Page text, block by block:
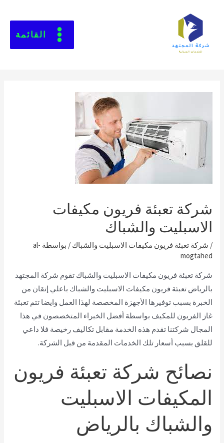
القائمة
شركة تعبئة فريون مكيفات
الاسبليت والشباك
/ شركة تعبئة فريون مكيفات الاسبليت والشباك / بواسطة al-
mogtahed
شركة تعبئة فريون مكيفات الاسبليت والشباكتقوم شركة المجتهد
بالرياض تعبئة فريون مكيفات الاسبليت والشباك باعلي إتقان من
الخبرة بسبب توفيرها الأجهزة المخصصة لهذا العمل وايضا تتم تعبئة
غاز الفريون للمكيف بواسطة أفضل الخبراء المتخصصون في هذا
المجال شركتنا تقدم هذه الخدمة مقابل تكاليف رخيصة فلا داعي
للقلق بسبب أسعار تلك الخدمات المقدمة من قبل الشركة.
نصائح شركة تعبئة فريون
المكيفات الاسبليت
والشباك بالرياض